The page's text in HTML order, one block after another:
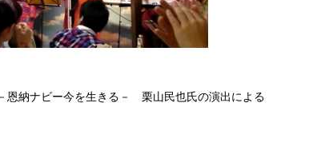
恩納ナビー今を生きる－ 栗山民也氏の演出による